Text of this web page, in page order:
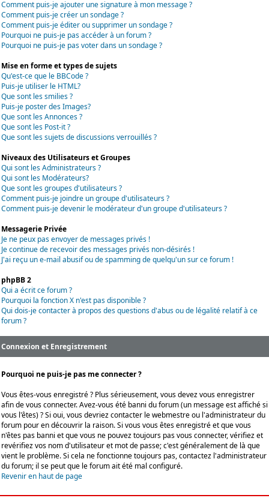
Comment puis-je ajouter une signature à mon message ?
Comment puis-je créer un sondage ?
Comment puis-je éditer ou supprimer un sondage ?
Pourquoi ne puis-je pas accéder à un forum ?
Pourquoi ne puis-je pas voter dans un sondage ?
Mise en forme et types de sujets
Qu'est-ce que le BBCode ?
Puis-je utiliser le HTML?
Que sont les smilies ?
Puis-je poster des Images?
Que sont les Annonces ?
Que sont les Post-it ?
Que sont les sujets de discussions verrouillés ?
Niveaux des Utilisateurs et Groupes
Qui sont les Administrateurs ?
Qui sont les Modérateurs?
Que sont les groupes d'utilisateurs ?
Comment puis-je joindre un groupe d'utilisateurs ?
Comment puis-je devenir le modérateur d'un groupe d'utilisateurs ?
Messagerie Privée
Je ne peux pas envoyer de messages privés !
Je continue de recevoir des messages privés non-désirés !
J'ai reçu un e-mail abusif ou de spamming de quelqu'un sur ce forum !
phpBB 2
Qui a écrit ce forum ?
Pourquoi la fonction X n'est pas disponible ?
Qui dois-je contacter à propos des questions d'abus ou de légalité relatif à ce
forum ?
Connexion et Enregistrement
Pourquoi ne puis-je pas me connecter ?
Vous êtes-vous enregistré ? Plus sérieusement, vous devez vous enregistrer
afin de vous connecter. Avez-vous été banni du forum (un message est affiché si
vous l'êtes) ? Si oui, vous devriez contacter le webmestre ou l'administrateur du
forum pour en découvrir la raison. Si vous vous êtes enregistré et que vous
n'êtes pas banni et que vous ne pouvez toujours pas vous connecter, vérifiez et
revérifiez vos nom d'utilisateur et mot de passe; c'est généralement de là que
vient le problème. Si cela ne fonctionne toujours pas, contactez l'administrateur
du forum; il se peut que le forum ait été mal configuré.
Revenir en haut de page